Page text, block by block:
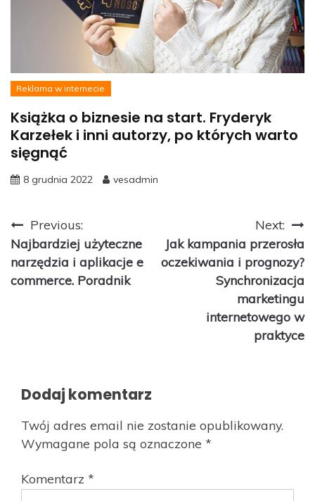
Reklama w internecie
Książka o biznesie na start. Fryderyk
Karzełek i inni autorzy, po których warto
sięgnąć
8 grudnia 2022 vesadmin
Nawigacja
wpisu
Previous:
Najbardziej użyteczne
narzędzia i aplikacje e
commerce. Poradnik
Next:
Jak kampania przerosła
oczekiwania i prognozy?
Synchronizacja
marketingu
internetowego w
praktyce
Dodaj komentarz
Twój adres email nie zostanie opublikowany.
Wymagane pola są oznaczone *
Komentarz *